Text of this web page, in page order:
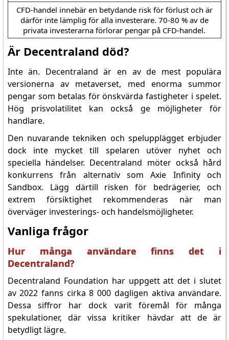
CFD-handel innebär en betydande risk för förlust och är
därför inte lämplig för alla investerare. 70-80 % av de
privata investerarna förlorar pengar på CFD-handel.
Är Decentraland död?
Inte än. Decentraland är en av de mest populära
versionerna av metaverset, med enorma summor
pengar som betalas för önskvärda fastigheter i spelet.
Hög prisvolatilitet kan också ge möjligheter för
handlare.
Den nuvarande tekniken och spelupplägget erbjuder
dock inte mycket till spelaren utöver nyhet och
speciella händelser. Decentraland möter också hård
konkurrens från alternativ som Axie Infinity och
Sandbox. Lägg därtill risken för bedrägerier, och
extrem försiktighet rekommenderas när man
överväger investerings- och handelsmöjligheter.
Vanliga frågor
Hur många användare finns det i
Decentraland?
Decentraland Foundation har uppgett att det i slutet
av 2022 fanns cirka 8 000 dagligen aktiva användare.
Dessa siffror har dock varit föremål för många
spekulationer, där vissa kritiker hävdar att de är
betydligt lägre.